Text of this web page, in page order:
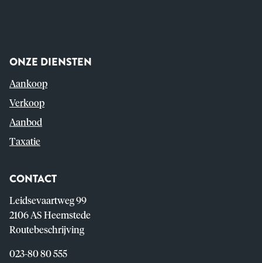
ONZE DIENSTEN
Aankoop
Verkoop
Aanbod
Taxatie
CONTACT
Leidsevaartweg 99
2106 AS Heemstede
Routebeschrijving
023-80 80 555